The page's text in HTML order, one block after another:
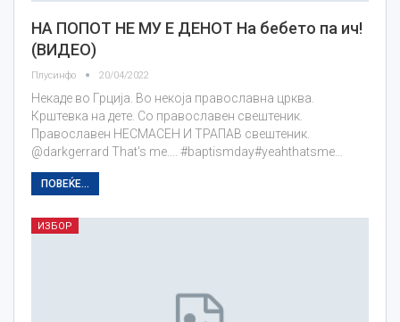
НА ПОПОТ НЕ МУ Е ДЕНОТ На бебето па ич!
(ВИДЕО)
Плусинфо 20/04/2022
Некаде во Грција. Во некоја православна црква.
Крштевка на дете. Со православен свештеник.
Православен НЕСМАСЕН И ТРАПАВ свештеник.
@darkgerrard That's me.... #baptismday#yeahthatsme…
ПОВЕЌЕ...
ИЗБОР